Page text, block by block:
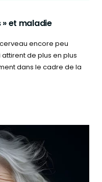
» et maladie
encore peu
de plus en plus
dans le cadre de la